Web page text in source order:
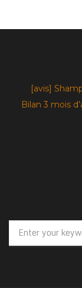
[avis]
Bilan 3 mois